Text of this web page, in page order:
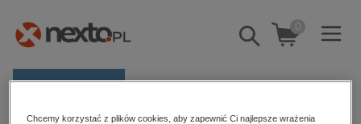
Pokaż/schowaj
wyszukiwarkę
0
E-prasa
Chcemy korzystać z plików cookies, aby zapewnić Ci najlepsze wrażenia